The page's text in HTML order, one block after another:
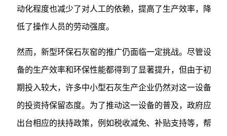
动化程度也减少了对人工的依赖，提高了生产效率，降
低了操作人员的劳动强度。
然而，新型环保石灰窑的推广仍面临一定挑战。尽管设
备的生产效率和环保性能都得到了显著提升，但由于初
期投入较大，许多中小型石灰生产企业仍然对这一设备
的投资持保留态度。为了推动这一设备的普及，政府应
出台相应的扶持政策，例如税收减免、补贴支持等，帮